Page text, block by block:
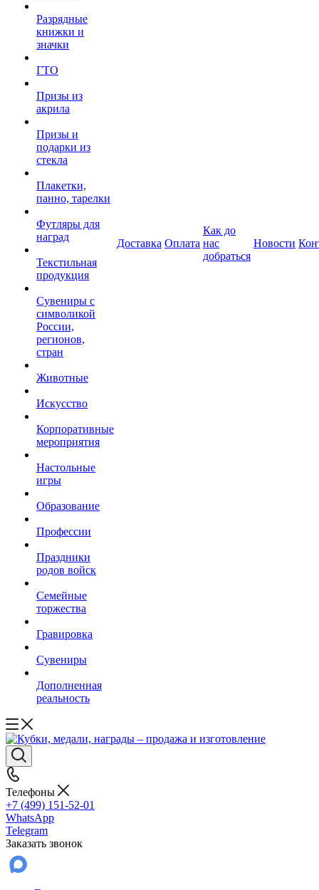
Разрядные
книжки и
значки
ГТО
Призы из
акрила
Призы и
подарки из
стекла
Плакетки,
панно, тарелки
Футляры для
наград
Текстильная
продукция
Сувениры с
символикой
России,
регионов,
стран
Животные
Искусство
Корпоративные
мероприятия
Настольные
игры
Образование
Профессии
Праздники
родов войск
Семейные
торжества
Гравировка
Сувениры
Дополненная
реальность
Доставка Оплата
Как до
нас
добраться
Новости
Телефоны
+7 (499) 151-52-01
WhatsApp
Telegram
Заказать звонок